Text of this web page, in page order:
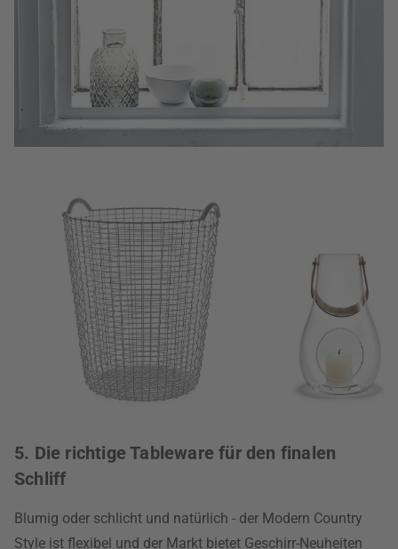
5. Die richtige Tableware für den finalen
Schliff
Blumig oder schlicht und natürlich - der Modern Country
Style ist flexibel und der Markt bietet Geschirr-Neuheiten